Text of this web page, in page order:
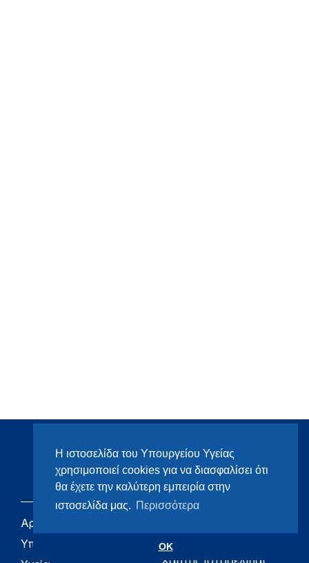
Η ιστοσελίδα του Υπουργείου Υγείας
χρησιμοποιεί cookies για να διασφαλίσει ότι
θα έχετε την καλύτερη εμπειρία στην
ιστοσελίδα μας. Περισσότερα
OK
Αρχική
Υπουργείο
Υγεία
Χάρτης ιστοσελίδας